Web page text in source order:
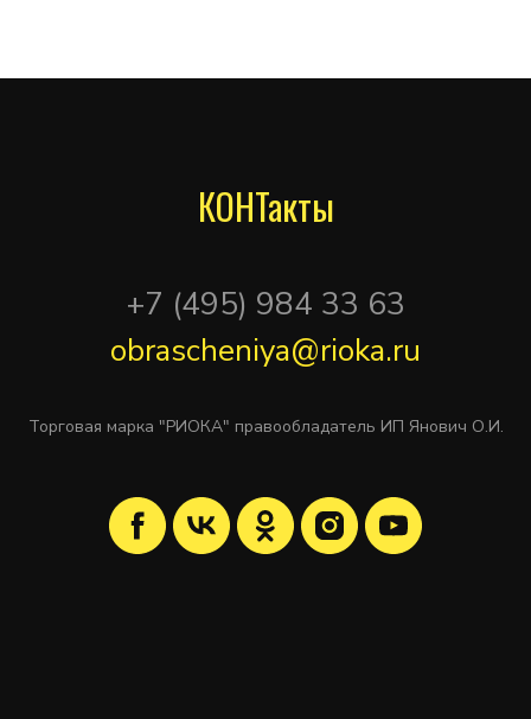
КОНТакты
+7 (495) 984 33 63
obrascheniya@rioka.ru
Торговая марка "РИОКА" правообладатель ИП Янович О.И.